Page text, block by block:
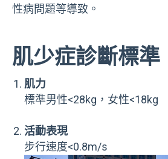
性病問題等導致。
肌少症診斷標準
肌力
標準男性<28kg，女性<18kg
活動表現
步行速度<0.8m/s